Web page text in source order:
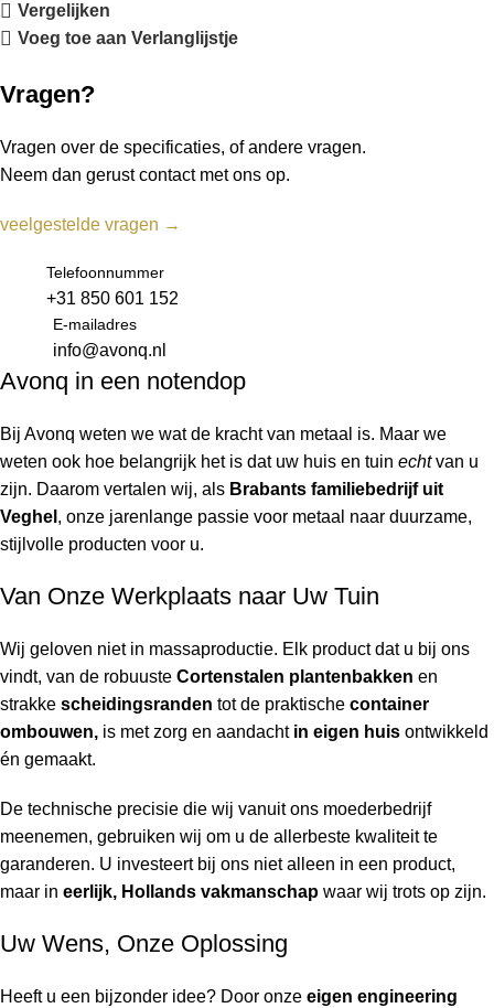
Vergelijken
Voeg toe aan Verlanglijstje
Vragen?
Vragen over de specificaties, of andere vragen.
Neem dan gerust contact met ons op.
veelgestelde vragen →
Telefoonnummer
+31 850 601 152
E-mailadres
info@avonq.nl
Avonq in een notendop
Bij Avonq weten we wat de kracht van metaal is. Maar we
weten ook hoe belangrijk het is dat uw huis en tuin echtvan u
zijn. Daarom vertalen wij, als Brabants familiebedrijf uit
Veghel , onze jarenlange passie voor metaal naar duurzame,
stijlvolle producten voor u.
Van Onze Werkplaats naar Uw Tuin
Wij geloven niet in massaproductie. Elk product dat u bij ons
vindt, van de robuuste Cortenstalen plantenbakken en
strakke scheidingsranden tot de praktische container
ombouwen, is met zorg en aandacht in eigen huis ontwikkeld
én gemaakt.
De technische precisie die wij vanuit ons moederbedrijf
meenemen, gebruiken wij om u de allerbeste kwaliteit te
garanderen. U investeert bij ons niet alleen in een product,
maar in eerlijk, Hollands vakmanschap waar wij trots op zijn.
Uw Wens, Onze Oplossing
Heeft u een bijzonder idee? Door onze eigen engineering